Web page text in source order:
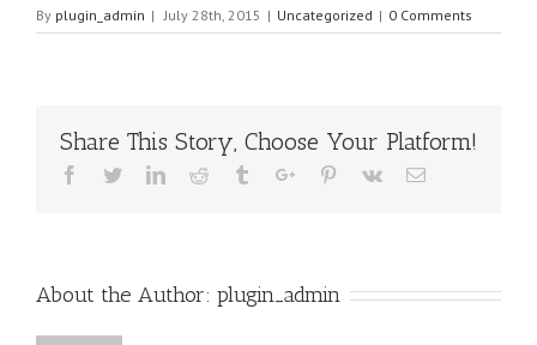
By plugin_admin | July 28th, 2015 | Uncategorized | 0 Comments
Share This Story, Choose Your Platform!
Facebook
TwitterLinkedinReddit TumblrGoogle+Pinterest
Vk Email
About the Author: plugin_admin